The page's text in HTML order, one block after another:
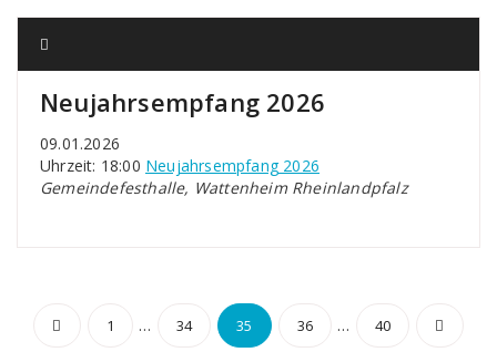
Neujahrsempfang 2026
09.01.2026
Uhrzeit: 18:00 Neujahrsempfang 2026
Gemeindefesthalle, Wattenheim Rheinlandpfalz
Seitennummerierung
1 … 34 35 36 … 40